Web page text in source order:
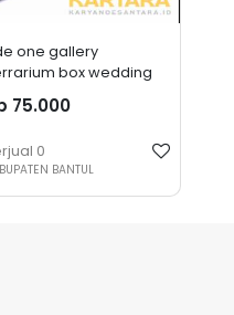
one gallery
box wedding
alas cermin,
75.000
0
BANTUL